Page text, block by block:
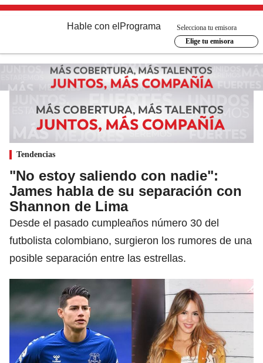
Hable con el Programa
Selecciona tu emisora
Elige tu emisora
Tendencias
"No estoy saliendo con nadie":
James habla de su separación con
Shannon de Lima
Desde el pasado cumpleaños número 30 del
futbolista colombiano, surgieron los rumores de una
posible separación entre las estrellas.